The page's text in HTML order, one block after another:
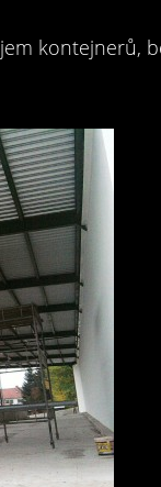
kontejnerů,